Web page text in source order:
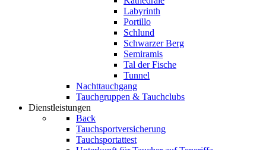
Labyrinth
Portillo
Schlund
Schwarzer Berg
Semiramis
Tal der Fische
Tunnel
Nachttauchgang
Tauchgruppen & Tauchclubs
Dienstleistungen
Back
Tauchsportversicherung
Tauchsportattest